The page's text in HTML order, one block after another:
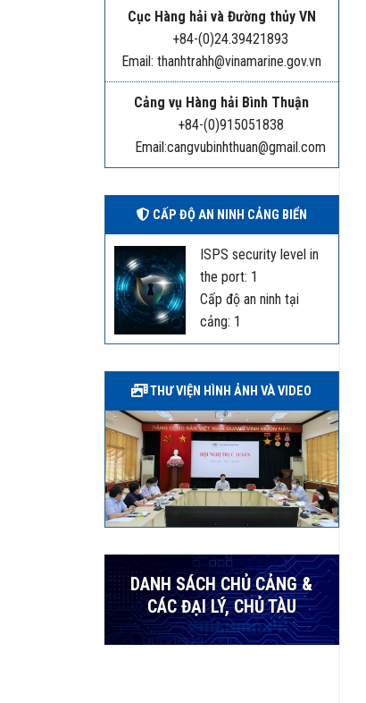
Cục Hàng hải và Đường thủy VN
+84-(0)24.39421893
Email: thanhtrahh@vinamarine.gov.vn
Cảng vụ Hàng hải Bình Thuận
+84-(0)915051838
Email:cangvubinhthuan@gmail.com
CẤP ĐỘ AN NINH CẢNG BIỂN
ISPS security level in
the port: 1
Cấp độ an ninh tại
cảng: 1
THƯ VIỆN HÌNH ẢNH VÀ VIDEO
DANH SÁCH CHỦ CẢNG &
CÁC ĐẠI LÝ, CHỦ TÀU